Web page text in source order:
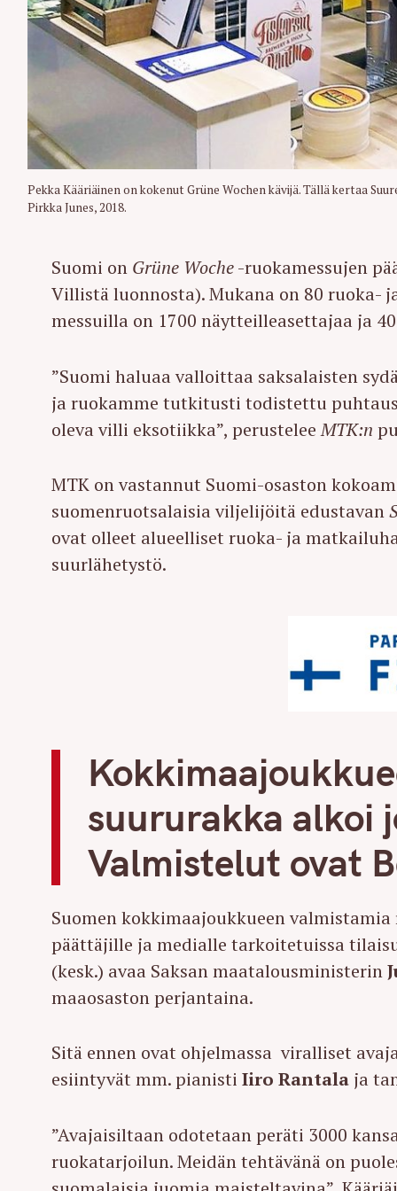
Pekka Kääriäinen on kokenut Grüne Wochen kävijä. Tällä kertaa
Pirkka Junes, 2018.
Suomi on Grüne Woche-ruokamessujen
Villistä luonnosta). Mukana on 80
messuilla on 1700 näytteilleasettajaa ja
”Suomi haluaa valloittaa saksalaisten
ja ruokamme tutkitusti todistettu
oleva villi eksotiikka”, perusteleeMTK:n
MTK on vastannut Suomi-osaston
suomenruotsalaisia viljelijöitä edustavan
ovat olleet alueelliset ruoka- ja
suurlähetystö.
suururakka alkoi
Valmistelut ovat
Suomen kokkimaajoukkueen
päättäjille ja medialle tarkoitetuissa
(kesk.) avaa Saksan maatalousministerin
maaosaston perjantaina.
Sitä ennen ovat ohjelmassa viralliset
esiintyvät mm. pianistiIiro Rantala ja
”Avajaisiltaan odotetaan peräti 3000
ruokatarjoilun. Meidän tehtävänä on
r
c
h
f